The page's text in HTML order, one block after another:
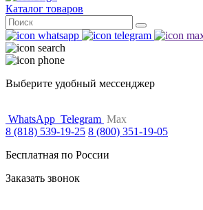
Каталог товаров
Поиск
for:
Выберите удобный мессенджер
WhatsApp Telegram Max
8 (818) 539-19-25 8 (800) 351-19-05
Бесплатная по России
Заказать звонок